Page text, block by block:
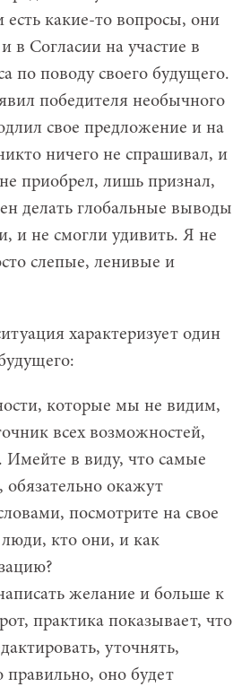
какие-то вопросы, они
в Согласии на участие в
по поводу своего будущего.
победителя необычного
свое предложение и на
ничего не спрашивал, и
приобрел, лишь признал,
делать глобальные выводы
и не смогли удивить. Я не
слепые, ленивые и
характеризует один
которые мы не видим,
всех возможностей,
Имейте в виду, что самые
окажут
посмотрите на свое
кто они, и как
желание и больше к
практика показывает, что
уточнять,
правильно, оно будет